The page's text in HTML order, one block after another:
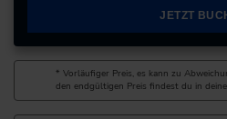
JETZT
* Vorläufiger Preis, es kann zu
den endgültigen Preis findest du in